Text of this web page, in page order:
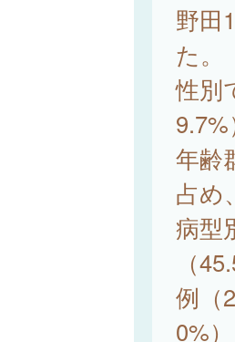
野田
た。
性別
9.7%
年齢
占め
病型
（
例（
0%